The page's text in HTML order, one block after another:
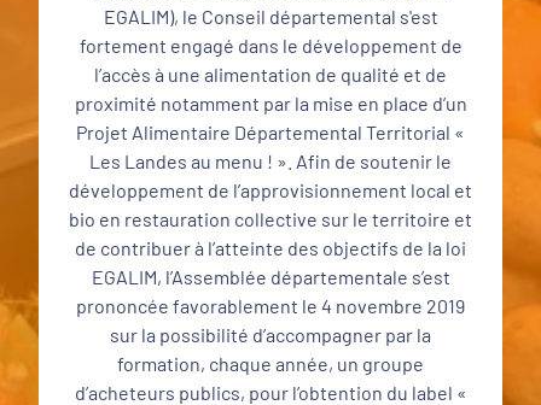
EGALIM), le Conseil départemental s'est
fortement engagé dans le développement de
l’accès à une alimentation de qualité et de
proximité notamment par la mise en place d’un
Projet Alimentaire Départemental Territorial «
Les Landes au menu ! ». Afin de soutenir le
développement de l’approvisionnement local et
bio en restauration collective sur le territoire et
de contribuer à l’atteinte des objectifs de la loi
EGALIM, l’Assemblée départementale s’est
prononcée favorablement le 4 novembre 2019
sur la possibilité d’accompagner par la
formation, chaque année, un groupe
d’acheteurs publics, pour l’obtention du label «